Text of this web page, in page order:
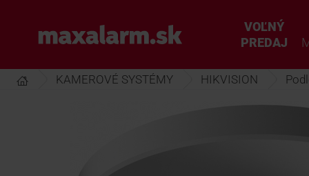
hlavnému
www.maxalarm.sk
VOĽNÝ
PREDAJ
KAMEROVÉ SYSTÉMY HIKVISION